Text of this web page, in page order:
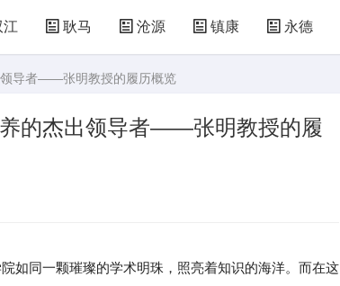
江 耿马 沧源 镇康 永德
领导者——张明教授的履历概览
的杰出领导者——张明教授的履
如同一颗璀璨的学术明珠，照亮着知识的海洋。而在这